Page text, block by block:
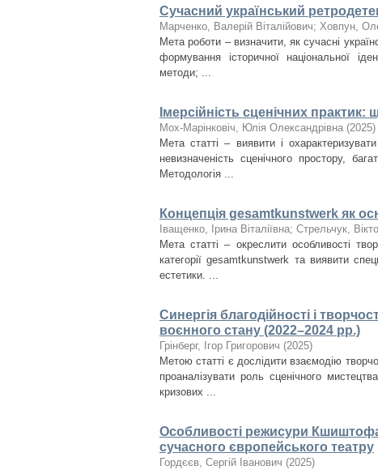
Сучасний український
Марченко, Валерій Віталійович; Ховпун,
Мета роботи – визначити, як сучасні
формування історичної національної
методи; ...
Імерсійність сценічних
Мох-Марінковіч, Юлія Олександрівна (2025)
Мета статті – виявити і
невизначеність сценічного простору,
Методологія ...
Концепція gesamtkunstwerk як
Іващенко, Ірина Віталіївна; Стрельчук,
Мета статті – окреслити особливості
категорії gesamtkunstwerk та виявити
естетики. ...
Синергія благодійності і
воєнного стану (2022–2024 рр.)
Грінберг, Ігор Григорович (2025)
Метою статті є дослідити взаємодію
проаналізувати роль сценічного
кризових ...
Особливості режисури Кшиштофа
сучасного європейського театру
Гордєєв, Сергій Іванович (2025)